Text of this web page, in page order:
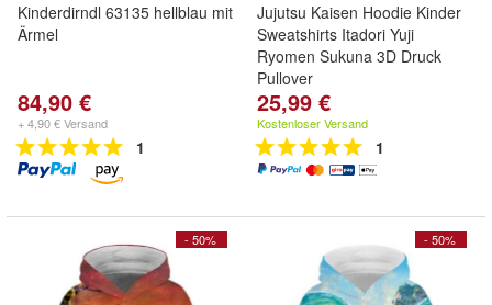
Kinderdirndl 63135 hellblau mit
Ärmel
84,90 €
+ 4,90 € Versand
1
Jujutsu Kaisen Hoodie Kinder
Sweatshirts Itadori Yuji
Ryomen Sukuna 3D Druck
Pullover
25,99 €
Kostenloser Versand
1
- 50% - 50%